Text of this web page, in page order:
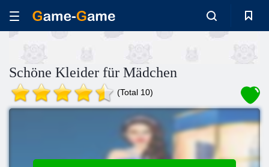
Schöne Kleider für Mädchen
(Total 10)